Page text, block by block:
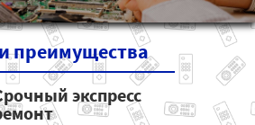
преимущества
экспресс